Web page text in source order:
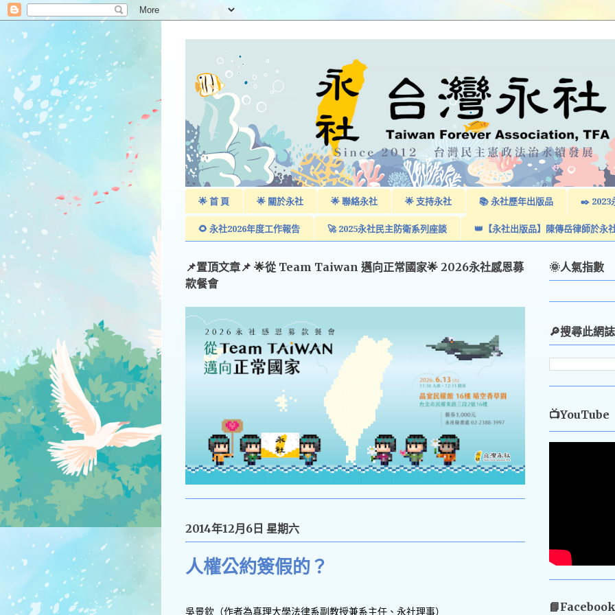
🌟 首 頁 🌟 關於永社 🌟 聯絡永社 🌟 支持永社 📚 永社歷年出版品 ✒️ 2023
🌻 永社2026年度工作報告 🚀 2025永社民主防衛系列座談 👑【永社出版品】陳傳岳律師於永
📌置頂文章📌 🌟從 Team Taiwan 邁向正常國家🌟 2026永社感恩募
款餐會
2014年12月6日 星期六
人權公約簽假的？
吳景欽（作者為真理大學法律系副教授兼系主任、永社理事）
🌞人氣指數
🔎搜尋此網誌
📺YouTube
📘Facebook